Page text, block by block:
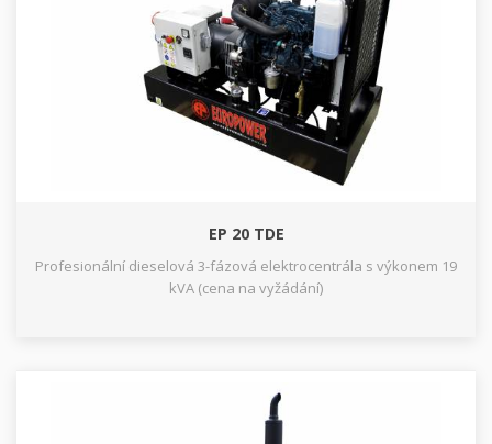
EP 20 TDE
Profesionální dieselová 3-fázová elektrocentrála s výkonem 19
kVA (cena na vyžádání)